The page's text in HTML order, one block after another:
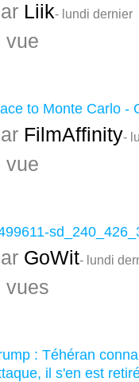
Liik- lundi dernier
vue
to Monte Carlo -
FilmAffinity-
vue
GoWit- lundi
vues
: Téhéran
il s'en est